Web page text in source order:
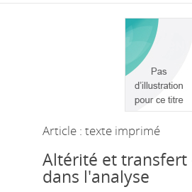
Article : texte imprimé
Altérité et transfert
dans l'analyse